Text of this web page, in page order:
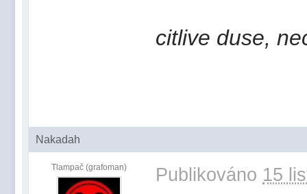
citlive duse,
Nakadah
Tlampač (grafoman) Publikováno 15